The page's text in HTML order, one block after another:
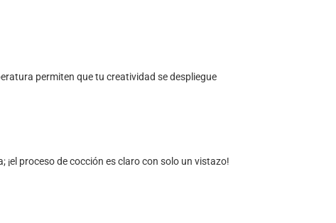
permiten que tu creatividad se despliegue
proceso de cocción es claro con solo un vistazo!